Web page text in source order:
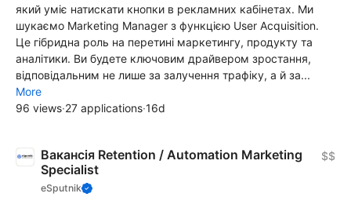
який уміє натискати кнопки в рекламних кабінетах. Ми
шукаємо Marketing Manager з функцією User Acquisition.
Це гібридна роль на перетині маркетингу, продукту та
аналітики. Ви будете ключовим драйвером зростання,
відповідальним не лише за залучення трафіку, а й за...
More
96 views·27 applications·16d
Вакансія Retention / Automation Marketing
Specialist
eSputnik
$$